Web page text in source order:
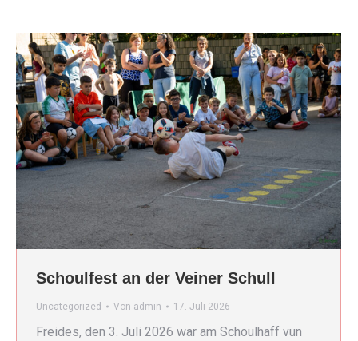
Schoulfest an der Veiner Schull
Uncategorized Von admin 17. Juli 2026
Freides, den 3. Juli 2026 war am Schoulhaff vun